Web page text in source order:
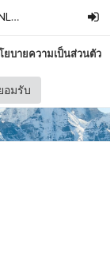
ยบายความเป็นส่วนตัว
อมรับ